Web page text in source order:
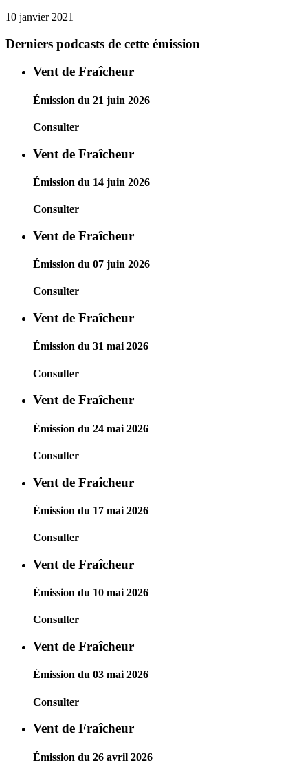
10 janvier 2021
Derniers podcasts de cette émission
Vent de Fraîcheur
Émission du 21 juin 2026
Consulter
Vent de Fraîcheur
Émission du 14 juin 2026
Consulter
Vent de Fraîcheur
Émission du 07 juin 2026
Consulter
Vent de Fraîcheur
Émission du 31 mai 2026
Consulter
Vent de Fraîcheur
Émission du 24 mai 2026
Consulter
Vent de Fraîcheur
Émission du 17 mai 2026
Consulter
Vent de Fraîcheur
Émission du 10 mai 2026
Consulter
Vent de Fraîcheur
Émission du 03 mai 2026
Consulter
Vent de Fraîcheur
Émission du 26 avril 2026